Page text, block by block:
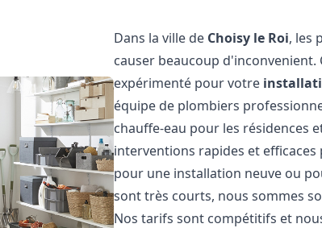
Dans la ville de Choisy le Roi, les
causer beaucoup
expérimenté pour votre
équipe de plombiers
chauffe-eau pour les résidences
interventions rapides et
pour une installation neuve ou
sont très courts, nous sommes
Nos tarifs sont compétitifs et